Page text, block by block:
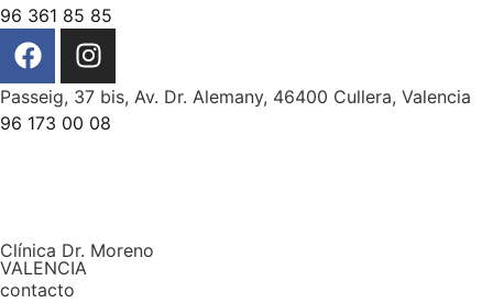
96 361 85 85
Passeig, 37 bis, Av. Dr. Alemany, 46400 Cullera, Valencia
96 173 00 08
Clínica Dr. Moreno
VALENCIA
contacto